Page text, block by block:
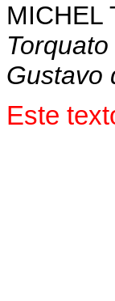
MICHEL
Gustavo
Este